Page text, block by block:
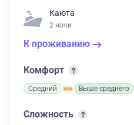
Каюта
2 ночи
К проживанию
Комфорт
Средний Выше среднего
Сложность